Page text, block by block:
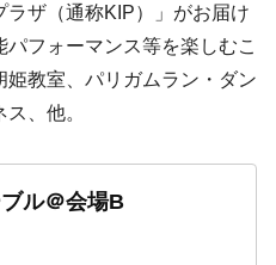
ラザ（通称KIP）」がお届け
フォーマンス等を楽しむこ
教室、パリガムラン・ダン
、他。
ル＠会場B